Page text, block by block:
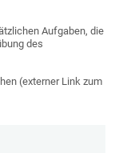
Aufgaben, die
des
(externer Link zum